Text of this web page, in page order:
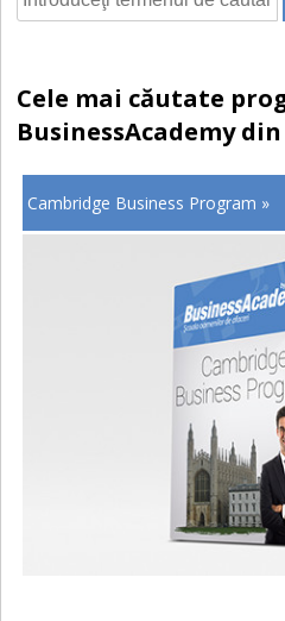
Cele mai căutate
BusinessAcademy
Cambridge Business Program »